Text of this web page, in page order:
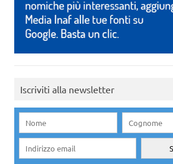
Iscriviti alla newsletter